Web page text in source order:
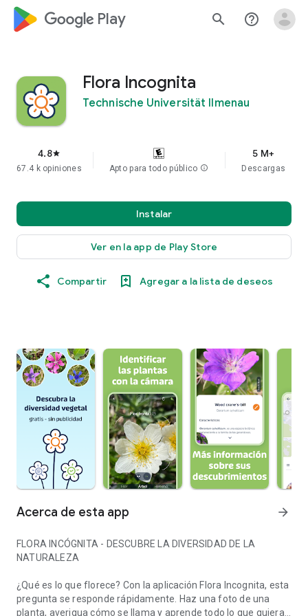
google_logo Play search help_outline
Flora Incognita
Technische Universität Ilmenau
4.8star
67.4 k opiniones Apto para todo público info
5 M+
Descargas
Instalar
Ver en la app de Play Store
Compartir Agregar a la lista de deseos
Acerca de esta app arrow_forward
FLORA INCÓGNITA - DESCUBRE LA DIVERSIDAD DE LA
NATURALEZA
¿Qué es lo que florece? Con la aplicación Flora Incognita, esta
pregunta se responde rápidamente. Haz una foto de una
planta, averigua cómo se llama y aprende todo lo que quieras